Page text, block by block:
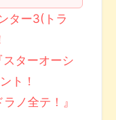
ター3(トラ
ターオーシ
ト！
ノ全テ！』